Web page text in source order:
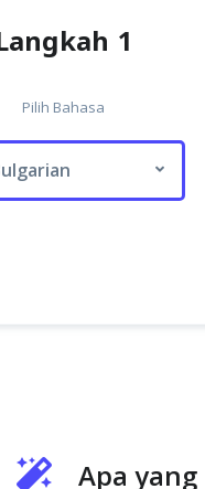
1
Pilih Bahasa
Apa